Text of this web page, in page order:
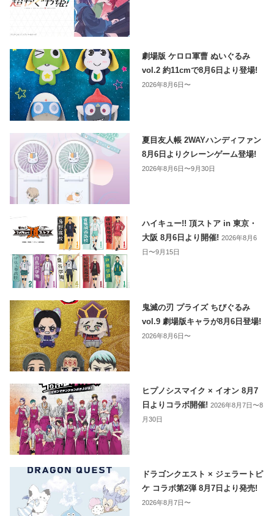
劇場版 ケロロ軍曹 ぬいぐるみ
vol.2 約11cmで8月6日より登場!
2026年8月6日〜
夏目友人帳 2WAYハンディファン
8月6日よりクレーンゲーム登場!
2026年8月6日〜9月30日
ハイキュー!! 頂ストア in 東京・
大阪 8月6日より開催!2026年8月6
日〜9月15日
鬼滅の刃 プライズ ちびぐるみ
vol.9 劇場版キャラが8月6日登場!
2026年8月6日〜
ヒプノシスマイク × イオン 8月7
日よりコラボ開催!2026年8月7日〜8
月30日
ドラゴンクエスト × ジェラートピ
ケ コラボ第2弾 8月7日より発売!
2026年8月7日〜